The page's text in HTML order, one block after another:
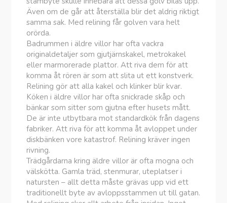
Även om de går att återställa blir det aldrig riktigt
samma sak. Med relining får golven vara helt
orörda.
Badrummen i äldre villor har ofta vackra
originaldetaljer som gjutjärnskakel, metrokakel
eller marmorerade plattor. Att riva dem för att
komma åt rören är som att slita ut ett konstverk.
Relining gör att alla kakel och klinker blir kvar.
Köken i äldre villor har ofta snickrade skåp och
bänkar som sitter som gjutna efter husets mått.
De är inte utbytbara mot standardkök från dagens
fabriker. Att riva för att komma åt avloppet under
diskbänken vore katastrof. Relining kräver ingen
rivning.
Trädgårdarna kring äldre villor är ofta mogna och
välskötta. Gamla träd, stenmurar, uteplatser i
natursten – allt detta måste grävas upp vid ett
traditionellt byte av avloppsstammen ut till gatan.